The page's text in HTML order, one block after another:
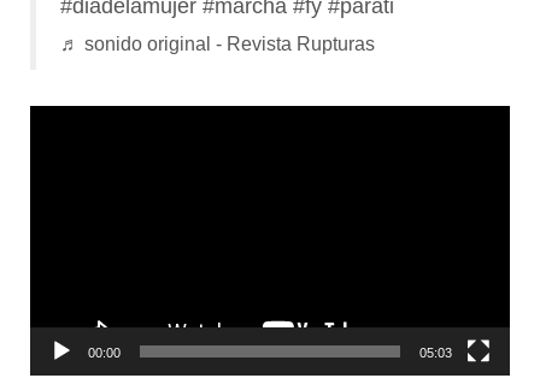
#diadelamujer #marcha #fy #parati
♬ sonido original - Revista Rupturas
00:00 05:03